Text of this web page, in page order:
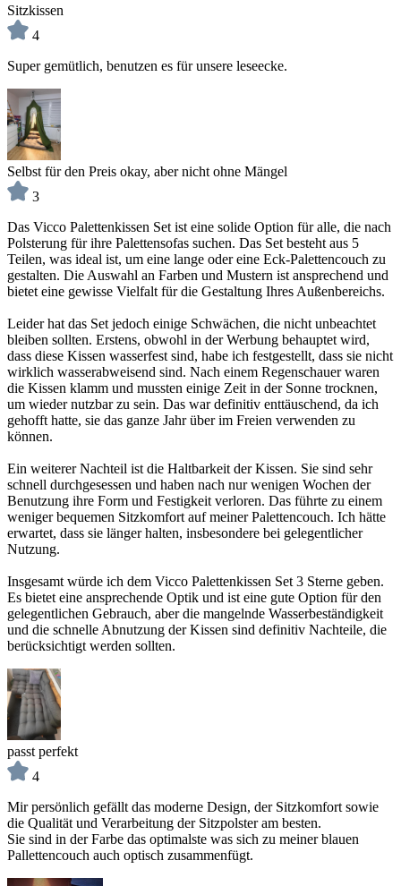
Sitzkissen
4
Super gemütlich, benutzen es für unsere leseecke.
Selbst für den Preis okay, aber nicht ohne Mängel
3
Das Vicco Palettenkissen Set ist eine solide Option für alle, die nach
Polsterung für ihre Palettensofas suchen. Das Set besteht aus 5
Teilen, was ideal ist, um eine lange oder eine Eck-Palettencouch zu
gestalten. Die Auswahl an Farben und Mustern ist ansprechend und
bietet eine gewisse Vielfalt für die Gestaltung Ihres Außenbereichs.
Leider hat das Set jedoch einige Schwächen, die nicht unbeachtet
bleiben sollten. Erstens, obwohl in der Werbung behauptet wird,
dass diese Kissen wasserfest sind, habe ich festgestellt, dass sie nicht
wirklich wasserabweisend sind. Nach einem Regenschauer waren
die Kissen klamm und mussten einige Zeit in der Sonne trocknen,
um wieder nutzbar zu sein. Das war definitiv enttäuschend, da ich
gehofft hatte, sie das ganze Jahr über im Freien verwenden zu
können.
Ein weiterer Nachteil ist die Haltbarkeit der Kissen. Sie sind sehr
schnell durchgesessen und haben nach nur wenigen Wochen der
Benutzung ihre Form und Festigkeit verloren. Das führte zu einem
weniger bequemen Sitzkomfort auf meiner Palettencouch. Ich hätte
erwartet, dass sie länger halten, insbesondere bei gelegentlicher
Nutzung.
Insgesamt würde ich dem Vicco Palettenkissen Set 3 Sterne geben.
Es bietet eine ansprechende Optik und ist eine gute Option für den
gelegentlichen Gebrauch, aber die mangelnde Wasserbeständigkeit
und die schnelle Abnutzung der Kissen sind definitiv Nachteile, die
berücksichtigt werden sollten.
passt perfekt
4
Mir persönlich gefällt das moderne Design, der Sitzkomfort sowie
die Qualität und Verarbeitung der Sitzpolster am besten.
Sie sind in der Farbe das optimalste was sich zu meiner blauen
Pallettencouch auch optisch zusammenfügt.